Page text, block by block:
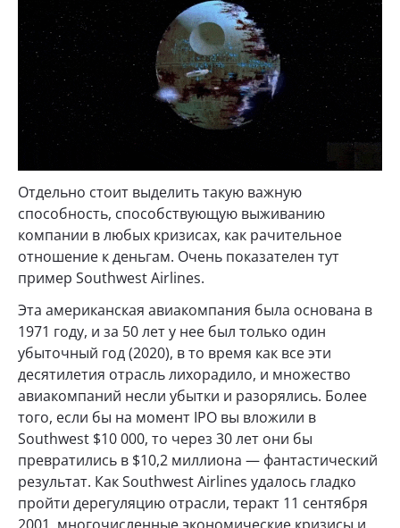
Отдельно стоит выделить такую важную
способность, способствующую выживанию
компании в любых кризисах, как рачительное
отношение к деньгам. Очень показателен тут
пример Southwest Airlines.
Эта американская авиакомпания была основана в
1971 году, и за 50 лет у нее был только один
убыточный год (2020), в то время как все эти
десятилетия отрасль лихорадило, и множество
авиакомпаний несли убытки и разорялись. Более
того, если бы на момент IPO вы вложили в
Southwest $10 000, то через 30 лет они бы
превратились в $10,2 миллиона — фантастический
результат. Как Southwest Airlines удалось гладко
пройти дерегуляцию отрасли, теракт 11 сентября